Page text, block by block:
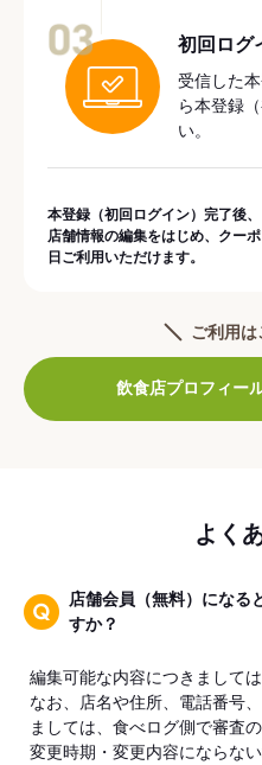
初回ログ
受信した
ら本登録
い。
本登録（初回ログイン）完了後、
店舗情報の編集をはじめ、クー
日ご利用いただけます。
ご利用は
飲食店プロフィー
よく
店舗会員（無料）になる
すか？
編集可能な内容につきましては
なお、店名や住所、電話番号
ましては、食べログ側で審査
変更時期・変更内容にならな